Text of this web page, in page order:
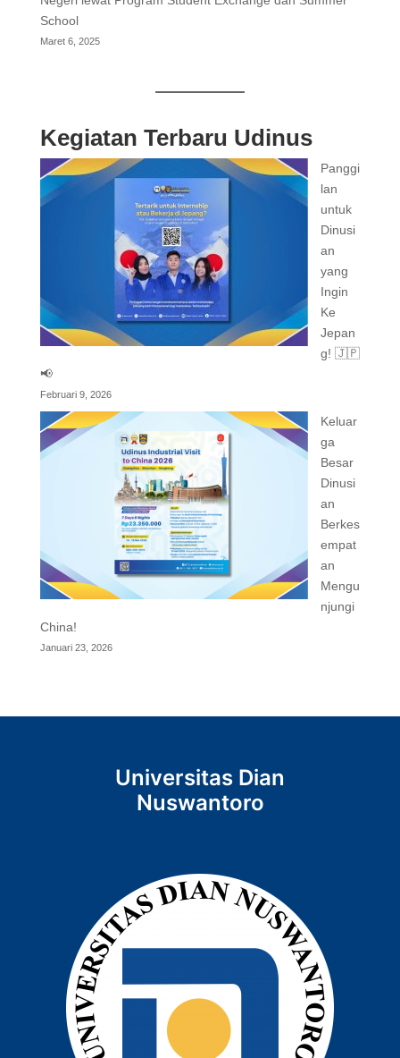
School
Maret 6, 2025
Kegiatan Terbaru Udinus
Panggi
lan
untuk
Dinusi
an
yang
Ingin
Ke
Jepan
g! 🇯🇵
📢
Februari 9, 2026
Keluar
ga
Besar
Dinusi
an
Berkes
empat
an
Mengu
njungi
China!
Januari 23, 2026
Universitas Dian
Nuswantoro